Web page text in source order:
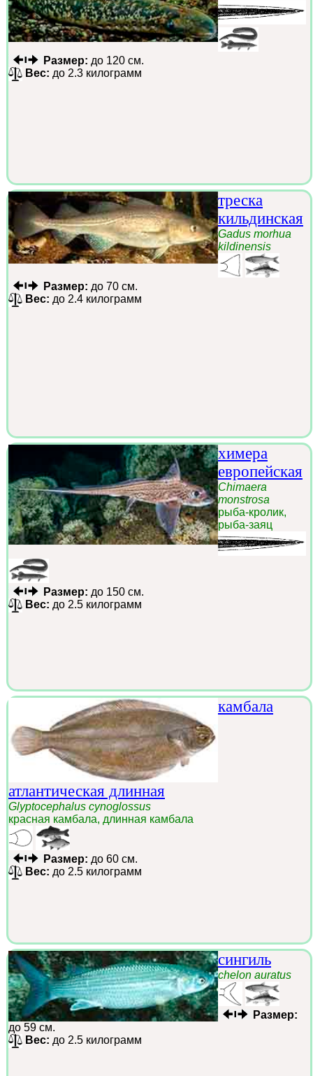
Размер: до 120 см.
Вес: до 2.3 килограмм
треска
кильдинская
Gadus morhua
kildinensis
Размер: до 70 см.
Вес: до 2.4 килограмм
химера
европейская
Chimaera
monstrosa
рыба-кролик,
рыба-заяц
Размер: до 150 см.
Вес: до 2.5 килограмм
камбала
атлантическая длинная
Glyptocephalus cynoglossus
красная камбала, длинная камбала
Размер: до 60 см.
Вес: до 2.5 килограмм
сингиль
chelon auratus
Размер:
до 59 см.
Вес: до 2.5 килограмм